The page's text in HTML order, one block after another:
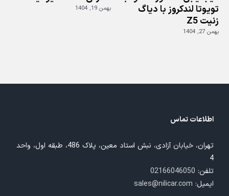
تویوتا لندکروز با دیاگ
زنیت Z5
بهمن 27, 1404
بهمن 19, 1404
اطلاعات تماس
تهران، خیابان آزادی، نبش استاد معین، پلاک 486، طبقه اول، واحد
4
تلفن: 02166046050
ایمیل: sales@nilicar.com